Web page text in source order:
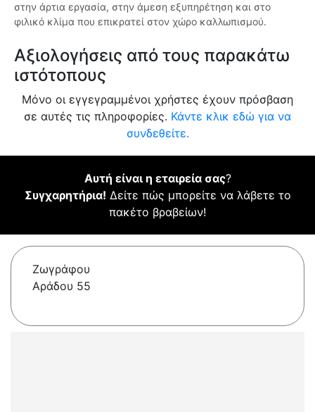
στην άρτια εργασία, στην άμεση εξυπηρέτηση και στο
φιλικό κλίμα που επικρατεί στον χώρο καλλωπισμού.
Αξιολογήσεις από τους παρακάτω
ιστότοπους
Μόνο οι εγγεγραμμένοι χρήστες έχουν πρόσβαση
σε αυτές τις πληροφορίες. Κάντε κλικ εδώ για να
συνδεθείτε.
Αυτή είναι η εταιρεία σας?
Συγχαρητήρια! Δείτε πώς μπορείτε να λάβετε το
πακέτο βραβείων!
Ζωγράφου
Αράδου 55